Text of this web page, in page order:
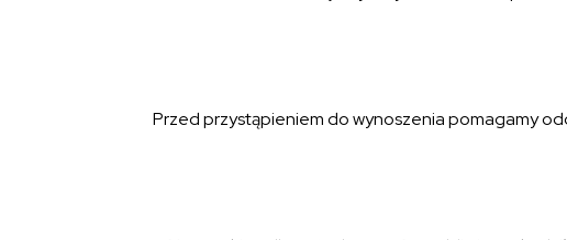
Przed przystąpieniem do wynoszenia pomagamy